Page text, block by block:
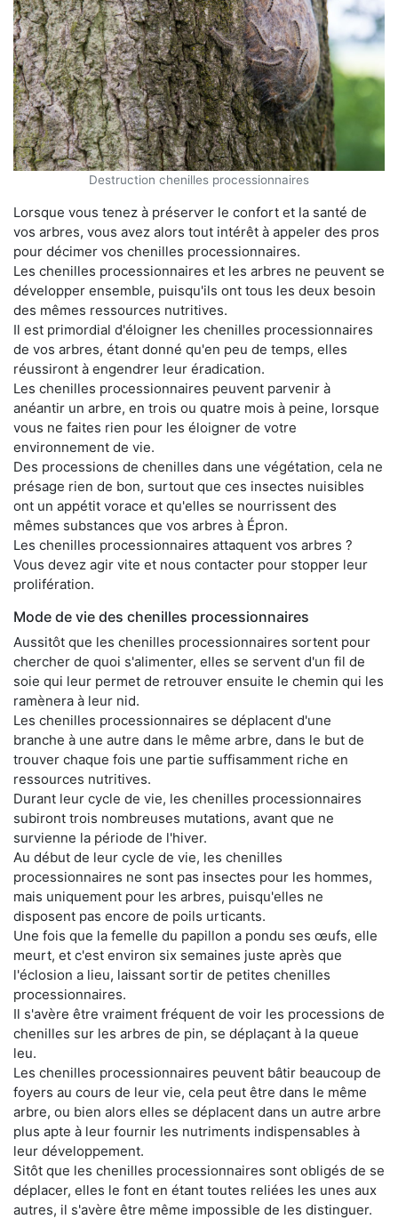
Destruction chenilles processionnaires
Lorsque vous tenez à préserver le confort et la santé de
vos arbres, vous avez alors tout intérêt à appeler des pros
pour décimer vos chenilles processionnaires.
Les chenilles processionnaires et les arbres ne peuvent se
développer ensemble, puisqu'ils ont tous les deux besoin
des mêmes ressources nutritives.
Il est primordial d'éloigner les chenilles processionnaires
de vos arbres, étant donné qu'en peu de temps, elles
réussiront à engendrer leur éradication.
Les chenilles processionnaires peuvent parvenir à
anéantir un arbre, en trois ou quatre mois à peine, lorsque
vous ne faites rien pour les éloigner de votre
environnement de vie.
Des processions de chenilles dans une végétation, cela ne
présage rien de bon, surtout que ces insectes nuisibles
ont un appétit vorace et qu'elles se nourrissent des
mêmes substances que vos arbres à Épron.
Les chenilles processionnaires attaquent vos arbres ?
Vous devez agir vite et nous contacter pour stopper leur
prolifération.
Mode de vie des chenilles processionnaires
Aussitôt que les chenilles processionnaires sortent pour
chercher de quoi s'alimenter, elles se servent d'un fil de
soie qui leur permet de retrouver ensuite le chemin qui les
ramènera à leur nid.
Les chenilles processionnaires se déplacent d'une
branche à une autre dans le même arbre, dans le but de
trouver chaque fois une partie suffisamment riche en
ressources nutritives.
Durant leur cycle de vie, les chenilles processionnaires
subiront trois nombreuses mutations, avant que ne
survienne la période de l'hiver.
Au début de leur cycle de vie, les chenilles
processionnaires ne sont pas insectes pour les hommes,
mais uniquement pour les arbres, puisqu'elles ne
disposent pas encore de poils urticants.
Une fois que la femelle du papillon a pondu ses œufs, elle
meurt, et c'est environ six semaines juste après que
l'éclosion a lieu, laissant sortir de petites chenilles
processionnaires.
Il s'avère être vraiment fréquent de voir les processions de
chenilles sur les arbres de pin, se déplaçant à la queue
leu.
Les chenilles processionnaires peuvent bâtir beaucoup de
foyers au cours de leur vie, cela peut être dans le même
arbre, ou bien alors elles se déplacent dans un autre arbre
plus apte à leur fournir les nutriments indispensables à
leur développement.
Sitôt que les chenilles processionnaires sont obligés de se
déplacer, elles le font en étant toutes reliées les unes aux
autres, il s'avère être même impossible de les distinguer.